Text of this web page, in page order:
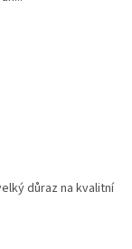
důraz na kvalitní